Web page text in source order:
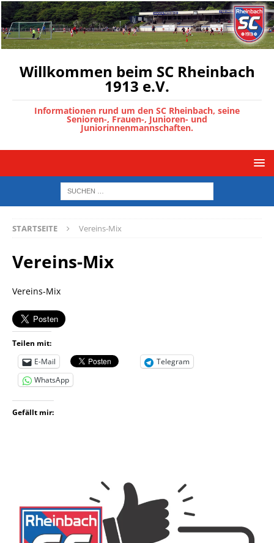
Willkommen beim SC Rheinbach
1913 e.V.
Informationen rund um den SC Rheinbach, seine
Senioren-, Frauen-, Junioren- und
Juniorinnenmannschaften.
STARTSEITE Vereins-Mix
Vereins-Mix
Vereins-Mix
Teilen mit:
E-Mail
Telegram
WhatsApp
Gefällt mir: